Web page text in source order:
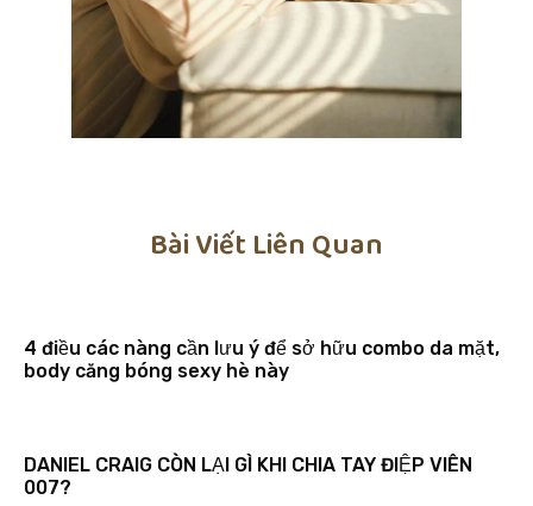
Bài Viết Liên Quan
4 điều các nàng cần lưu ý để sở hữu combo da mặt,
body căng bóng sexy hè này
DANIEL CRAIG CÒN LẠI GÌ KHI CHIA TAY ĐIỆP VIÊN
007?